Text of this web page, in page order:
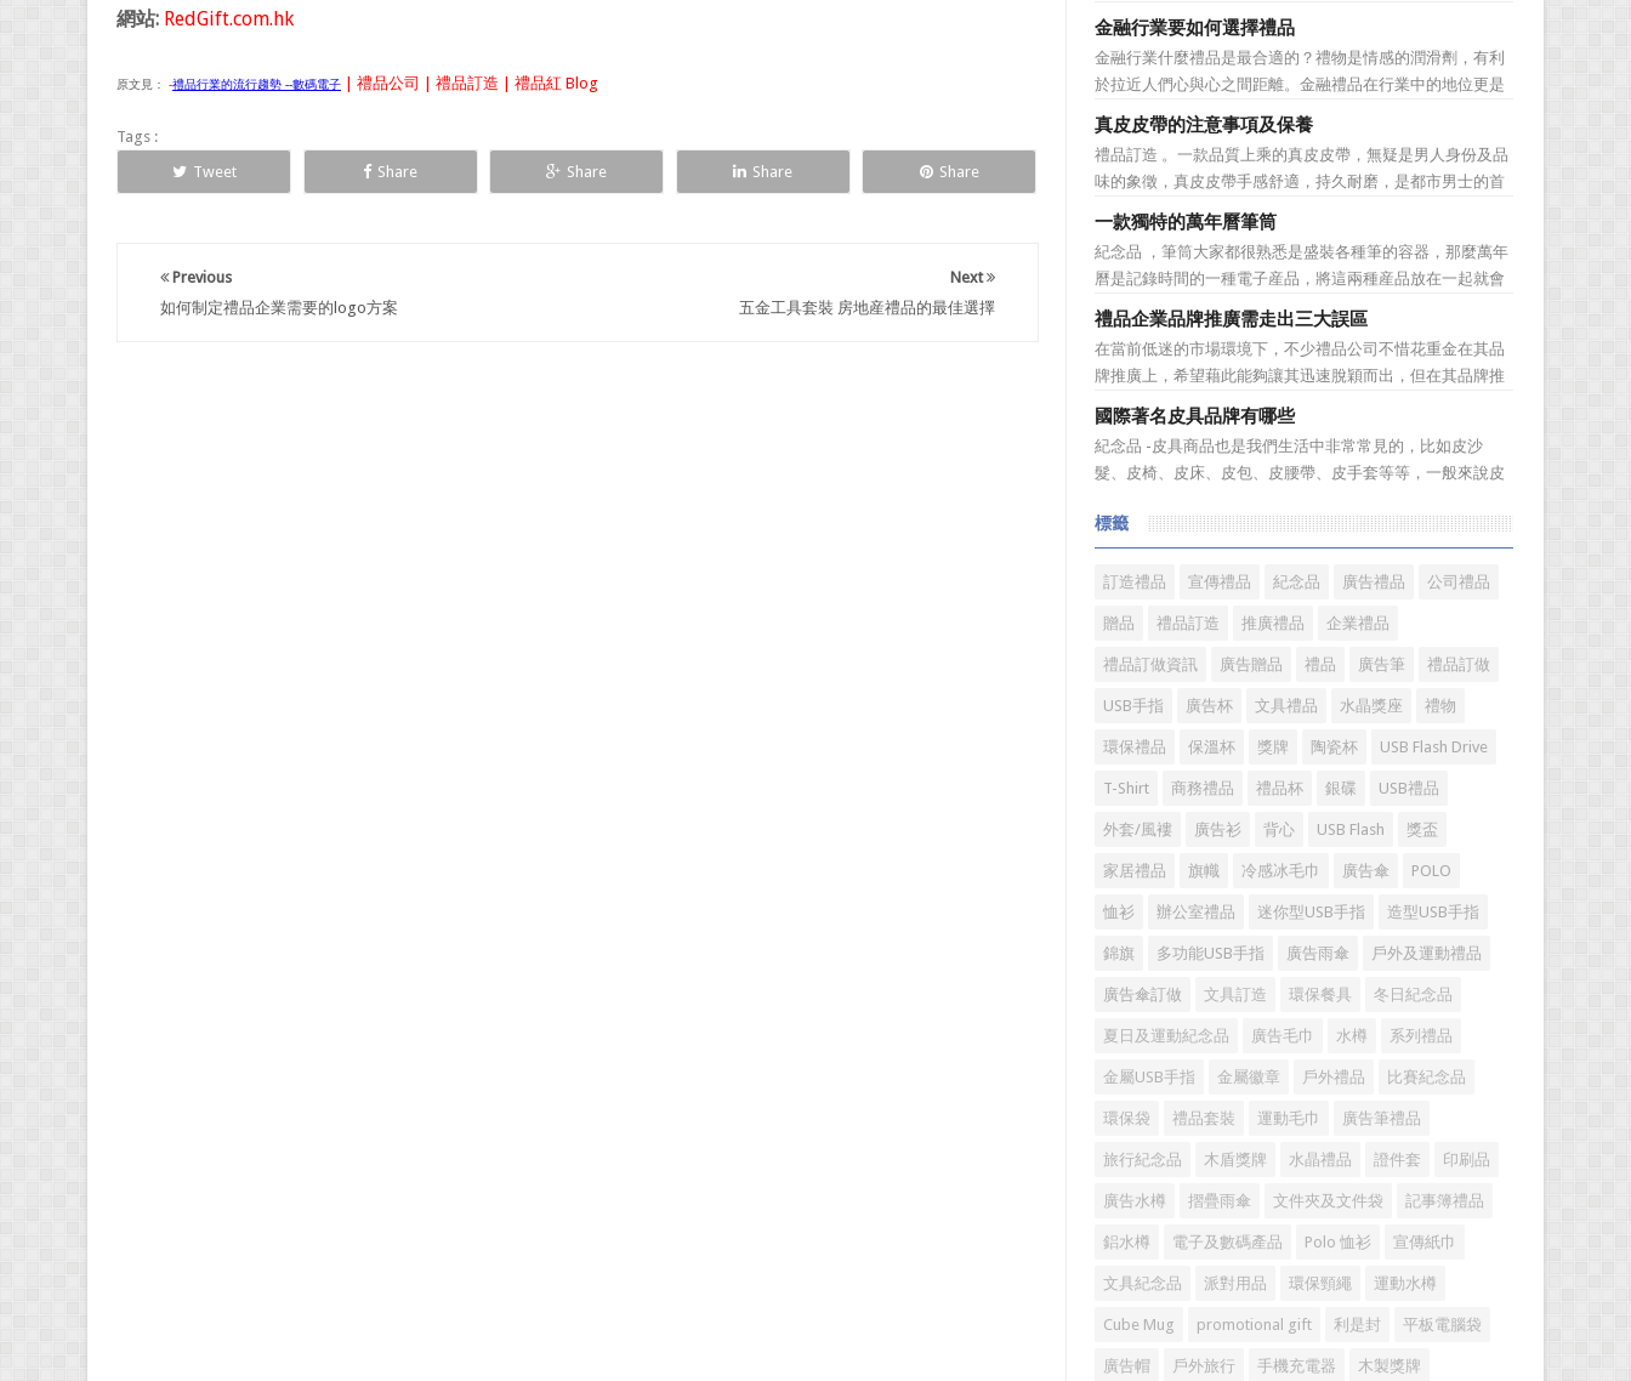
網站: RedGift.com.hk
原文見： -禮品行業的流行趨勢 --數碼電子 | 禮品公司 | 禮品訂造 | 禮品紅 Blog
Tags :
Tweet
Share Share Share Share
Next
五金工具套裝 房地産禮品的最佳選擇
Previous
如何制定禮品企業需要的logo方案
想不到的促進作用。禮品公司如果能夠巧妙運用這些獨具創
意的宣傳禮品來提升宣傳技巧，在終端推廣中將更具競爭
力。 打火機、煙灰缸、鑰匙鏈、毛巾……當今市場上的
宣傳品幾乎是司空...
金融行業要如何選擇禮品
金融行業什麼禮品是最合適的？禮物是情感的潤滑劑，有利
於拉近人們心與心之間距離。金融禮品在行業中的地位更是
不容忽視，因為禮品即是企業形象的象徵，又是企業地位的
彰顯，同時對收禮人來說，一份禮物的永恆意義是語言難以
企及的。難怪有人曾說：再省也不能省禮物，再窮也不能窮
送禮。但是，禮品選擇...
真皮皮帶的注意事項及保養
禮品訂造 。一款品質上乘的真皮皮帶，無疑是男人身份及品
味的象徵，真皮皮帶手感舒適，持久耐磨，是都市男士的首
選。當你還在髮愁老爸生日禮物送什麼的時候，一款真皮皮
帶就是非常不錯的選擇。但是真皮皮帶如果疏於保養，也會
黯然失色，出現裂痕和破損的痕跡，今天小編就爲大家分享
真皮皮帶的注意事項...
一款獨特的萬年曆筆筒
紀念品 ，筆筒大家都很熟悉是盛裝各種筆的容器，那麼萬年
曆是記錄時間的一種電子産品，將這兩種産品放在一起就會
組合成一個新的産品—萬年曆筆筒，今天小編就來爲您介紹
一款獨特的萬年曆筆筒。 筆筒美觀大方，他是採用皮
料、鐵架和鋁片做外觀，是一款多功能萬年曆筆筒，集時間
溫度，年、月...
禮品企業品牌推廣需走出三大誤區
在當前低迷的市場環境下，不少禮品公司不惜花重金在其品
牌推廣上，希望藉此能夠讓其迅速脫穎而出，但在其品牌推
廣的營銷管理思路上，也有許多禮品企業走入了幾大誤區而
無法自拔，這其中，最為常見的誤區有： 誤區一：不清
楚品牌到底在表達什麼 很多禮品企業在推廣品牌之前，
不知道到...
國際著名皮具品牌有哪些
紀念品 -皮具商品也是我們生活中非常常見的，比如皮沙
髮、皮椅、皮床、皮包、皮腰帶、皮手套等等，一般來說皮
睞。國際著名皮具品牌有哪些?下麵就一起來了解一下吧!
國際著名皮具品牌： 1、路易·威登(LV) 創立於
1...
標籤
訂造禮品 宣傳禮品 紀念品 廣告禮品 公司禮品
贈品 禮品訂造 推廣禮品 企業禮品
禮品訂做資訊 廣告贈品 禮品 廣告筆 禮品訂做
USB手指 廣告杯 文具禮品 水晶獎座 禮物
環保禮品 保溫杯 獎牌 陶瓷杯 USB Flash Drive
T-Shirt 商務禮品 禮品杯 銀碟 USB禮品
外套/風褸 廣告衫 背心 USB Flash 獎盃
家居禮品 旗幟 冷感冰毛巾 廣告傘 POLO
恤衫 辦公室禮品 迷你型USB手指 造型USB手指
錦旗 多功能USB手指 廣告雨傘 戶外及運動禮品
廣告傘訂做 文具訂造 環保餐具 冬日紀念品
夏日及運動紀念品 廣告毛巾 水樽 系列禮品
金屬USB手指 金屬徽章 戶外禮品 比賽紀念品
環保袋 禮品套裝 運動毛巾 廣告筆禮品
旅行紀念品 木盾獎牌 水晶禮品 證件套 印刷品
廣告水樽 摺疊雨傘 文件夾及文件袋 記事簿禮品
鋁水樽 電子及數碼產品 Polo 恤衫 宣傳紙巾
文具紀念品 派對用品 環保頸繩 運動水樽
Cube Mug promotional gift 利是封 平板電腦袋
廣告帽 戶外旅行 手機充電器 木製獎牌